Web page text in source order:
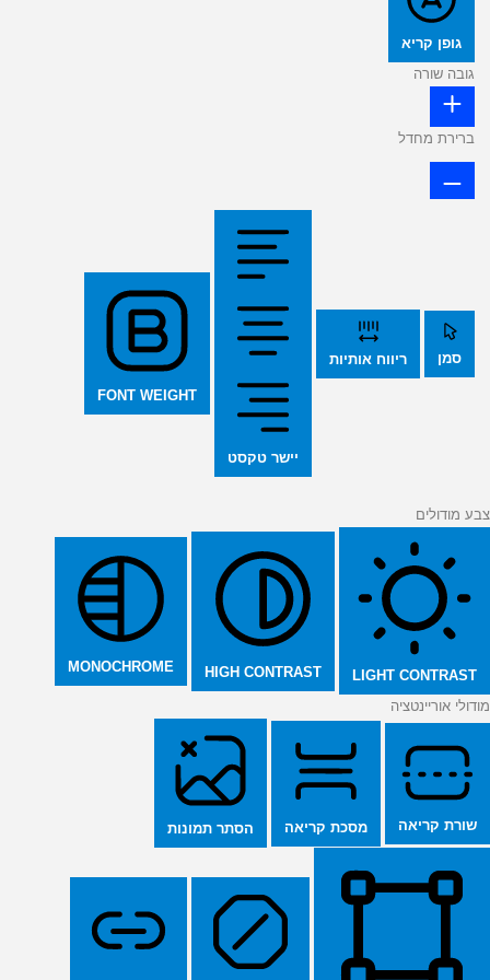
גופן קריא
גובה שורה
ברירת מחדל
סמן ריווח אותיות
יישר טקסט
FONT WEIGHT
צבע מודולים
LIGHT CONTRAST
HIGH CONTRAST
MONOCHROME
מודולי אוריינטציה
שורת קריאה מסכת קריאה הסתר תמונות